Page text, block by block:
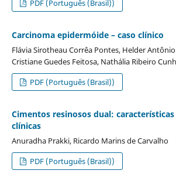
PDF (Português (Brasil))
Carcinoma epidermóide – caso clínico
Flávia Sirotheau Corrêa Pontes, Helder
Cristiane Guedes Feitosa, Nathália Ribeiro
PDF (Português (Brasil))
Cimentos resinosos dual:
clínicas
Anuradha Prakki, Ricardo Marins de Carvalho
PDF (Português (Brasil))